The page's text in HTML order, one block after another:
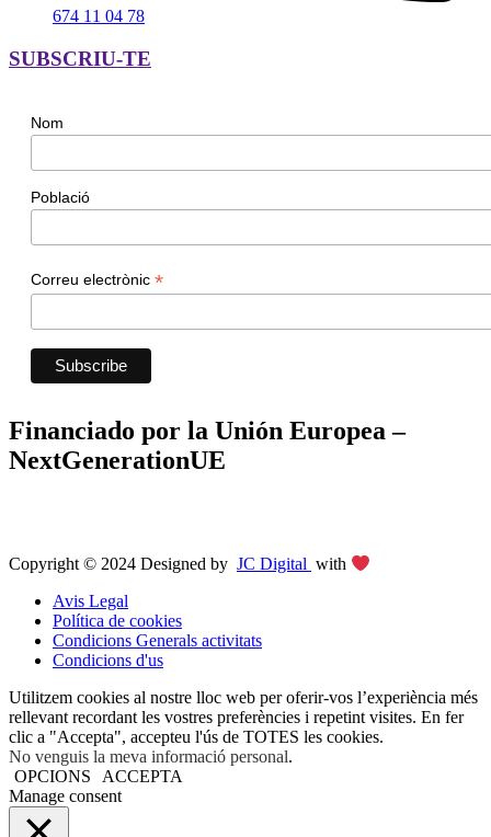
674 11 04 78
SUBSCRIU-TE
Nom
Població
Correu electrònic *
Financiado por la Unión Europea –
NextGenerationUE
Copyright © 2024 Designed by JC Digital with
Avis Legal
Política de cookies
Condicions Generals activitats
Condicions d'us
Utilitzem cookies al nostre lloc web per oferir-vos l’experiència més
rellevant recordant les vostres preferències i repetint visites. En fer
clic a "Accepta", accepteu l'ús de TOTES les cookies.
No venguis la meva informació personal.
OPCIONS
ACCEPTA
Manage consent